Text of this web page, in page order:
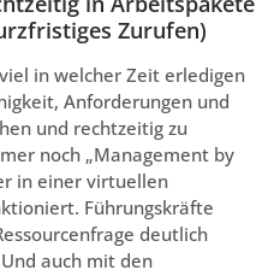
Zurufen)
in welcher Zeit erledigen
Anforderungen und
und rechtzeitig zu
noch „Management by
in einer virtuellen
Führungskräfte
deutlich
auch mit den